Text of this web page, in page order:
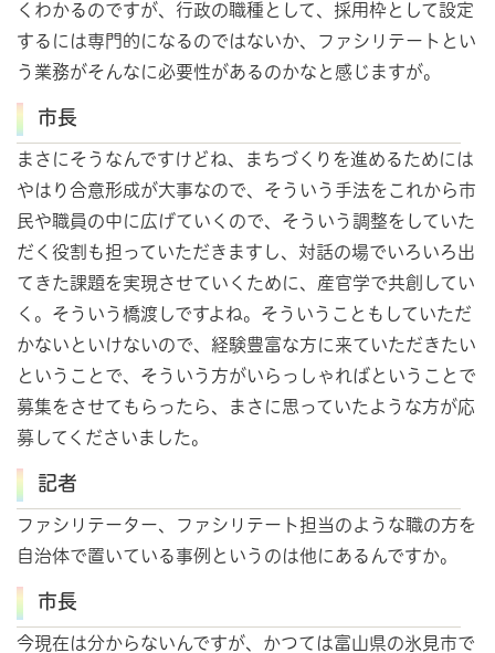
くわかるのですが、行政の職種として、採用枠として設定
するには専門的になるのではないか、ファシリテートとい
う業務がそんなに必要性があるのかなと感じますが。
市長
まさにそうなんですけどね、まちづくりを進めるためには
やはり合意形成が大事なので、そういう手法をこれから市
民や職員の中に広げていくので、そういう調整をしていた
だく役割も担っていただきますし、対話の場でいろいろ出
てきた課題を実現させていくために、産官学で共創してい
く。そういう橋渡しですよね。そういうこともしていただ
かないといけないので、経験豊富な方に来ていただきたい
ということで、そういう方がいらっしゃればということで
募集をさせてもらったら、まさに思っていたような方が応
募してくださいました。
記者
ファシリテーター、ファシリテート担当のような職の方を
自治体で置いている事例というのは他にあるんですか。
市長
今現在は分からないんですが、かつては富山県の氷見市で